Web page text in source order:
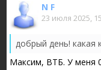
N F
23 июля 2025,
Максим, ВТБ. У меня